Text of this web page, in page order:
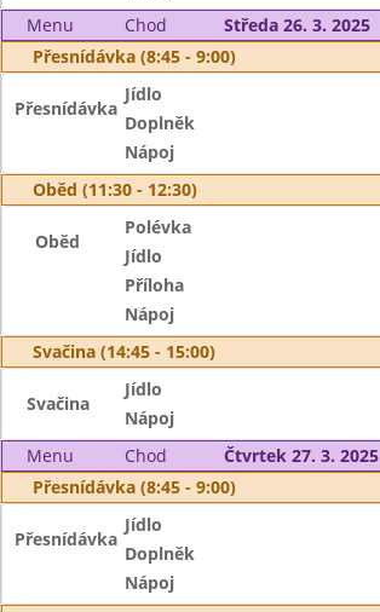
Menu
Chod
Středa 26. 3. 2025
Přesnídávka (8:45 - 9:00)
Přesnídávka
Jídlo
Doplněk
Nápoj
Oběd (11:30 - 12:30)
Oběd
Polévka
Jídlo
Příloha
Nápoj
Svačina (14:45 - 15:00)
Svačina
Jídlo
Nápoj
Menu
Chod
Čtvrtek 27. 3. 2025
Přesnídávka (8:45 - 9:00)
Přesnídávka
Jídlo
Doplněk
Nápoj